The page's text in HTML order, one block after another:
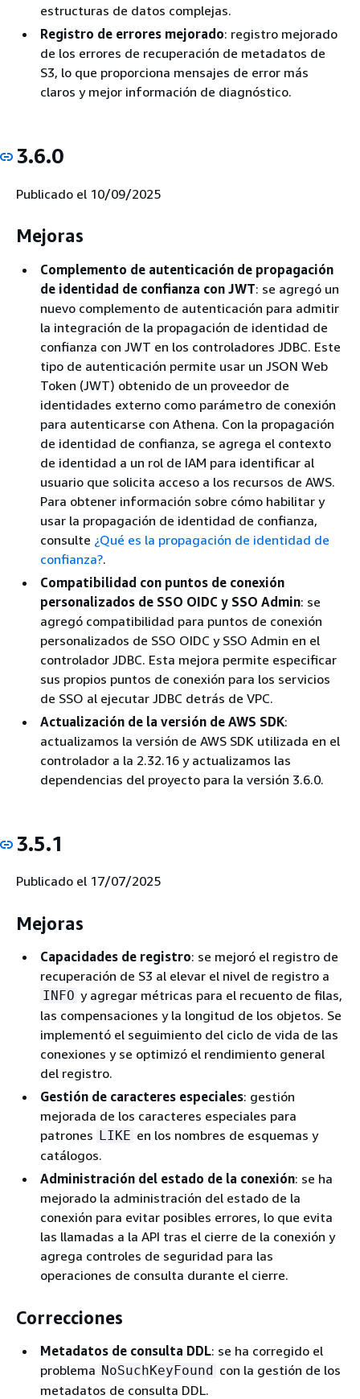
estructuras de datos complejas.
Registro de errores mejorado: registro mejorado
de los errores de recuperación de metadatos de
S3, lo que proporciona mensajes de error más
claros y mejor información de diagnóstico.
3.6.0
Publicado el 10/09/2025
Mejoras
Complemento de autenticación de propagación
de identidad de confianza con JWT: se agregó un
nuevo complemento de autenticación para admitir
la integración de la propagación de identidad de
confianza con JWT en los controladores JDBC. Este
tipo de autenticación permite usar un JSON Web
Token (JWT) obtenido de un proveedor de
identidades externo como parámetro de conexión
para autenticarse con Athena. Con la propagación
de identidad de confianza, se agrega el contexto
de identidad a un rol de IAM para identificar al
usuario que solicita acceso a los recursos de AWS.
Para obtener información sobre cómo habilitar y
usar la propagación de identidad de confianza,
consulte ¿Qué es la propagación de identidad de
confianza?.
Compatibilidad con puntos de conexión
personalizados de SSO OIDC y SSO Admin: se
agregó compatibilidad para puntos de conexión
personalizados de SSO OIDC y SSO Admin en el
controlador JDBC. Esta mejora permite especificar
sus propios puntos de conexión para los servicios
de SSO al ejecutar JDBC detrás de VPC.
Actualización de la versión de AWS SDK:
actualizamos la versión de AWS SDK utilizada en el
controlador a la 2.32.16 y actualizamos las
dependencias del proyecto para la versión 3.6.0.
3.5.1
Publicado el 17/07/2025
Mejoras
Capacidades de registro: se mejoró el registro de
recuperación de S3 al elevar el nivel de registro a
INFO y agregar métricas para el recuento de filas,
las compensaciones y la longitud de los objetos. Se
implementó el seguimiento del ciclo de vida de las
conexiones y se optimizó el rendimiento general
del registro.
Gestión de caracteres especiales: gestión
mejorada de los caracteres especiales para
patrones LIKE en los nombres de esquemas y
catálogos.
Administración del estado de la conexión: se ha
mejorado la administración del estado de la
conexión para evitar posibles errores, lo que evita
las llamadas a la API tras el cierre de la conexión y
agrega controles de seguridad para las
operaciones de consulta durante el cierre.
Correcciones
Metadatos de consulta DDL: se ha corregido el
problema NoSuchKeyFound con la gestión de los
metadatos de consulta DDL.